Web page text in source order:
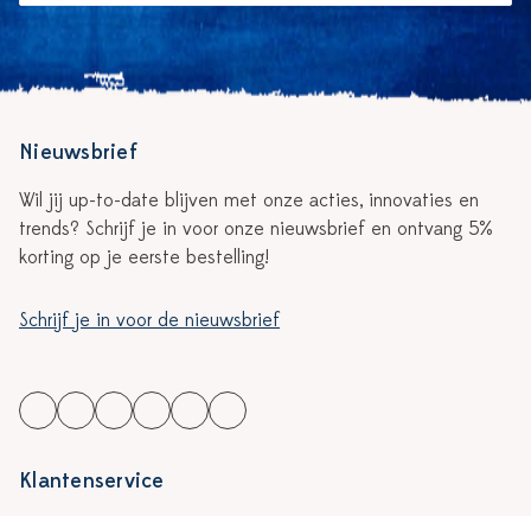
Nieuwsbrief
Wil jij up-to-date blijven met onze acties, innovaties en
trends? Schrijf je in voor onze nieuwsbrief en ontvang 5%
korting op je eerste bestelling!
Schrijf je in voor de nieuwsbrief
Klantenservice